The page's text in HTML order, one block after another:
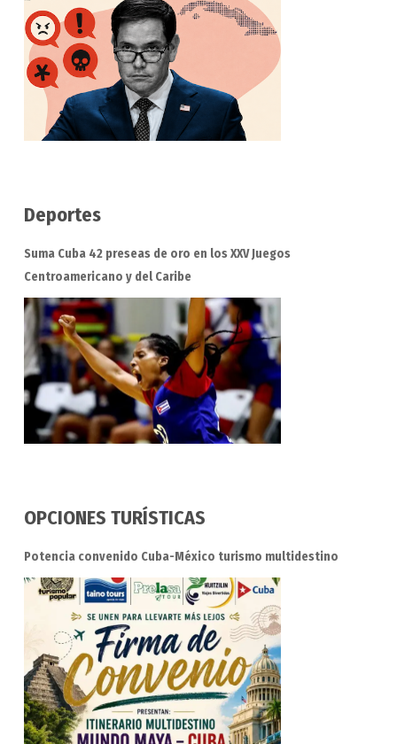
Deportes
Suma Cuba 42 preseas de oro en los XXV Juegos
Centroamericano y del Caribe
OPCIONES TURÍSTICAS
Potencia convenido Cuba-México turismo multidestino